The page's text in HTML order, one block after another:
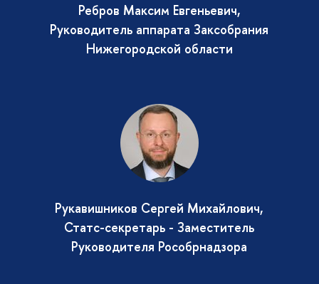
Ребров Максим Евгеньевич,
Руководитель аппарата Заксобрания
Нижегородской области
Рукавишников Сергей Михайлович,
Статс-секретарь - Заместитель
Руководителя Рособрнадзора